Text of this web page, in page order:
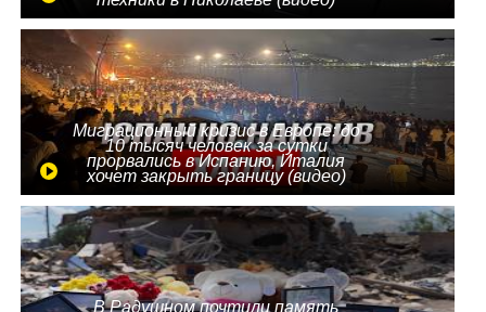
Миграционный кризис в Европе: до
10 тысяч человек за сутки
прорвались в Испанию, Италия
хочет закрыть границу (видео)
В Радушном почтили память